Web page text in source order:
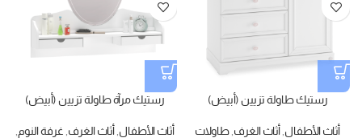
رستيك طاولة تزيين (أبيض)
أثاث الأطفال أثاث الغرف طاولات
رستيك مرآة طاولة تزيين (أبيض)
أثاث الأطفال ,أثاث الغرف غرفة النوم